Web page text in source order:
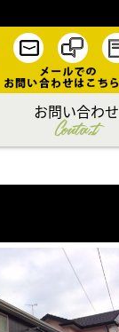
お問い合わせ
Contact